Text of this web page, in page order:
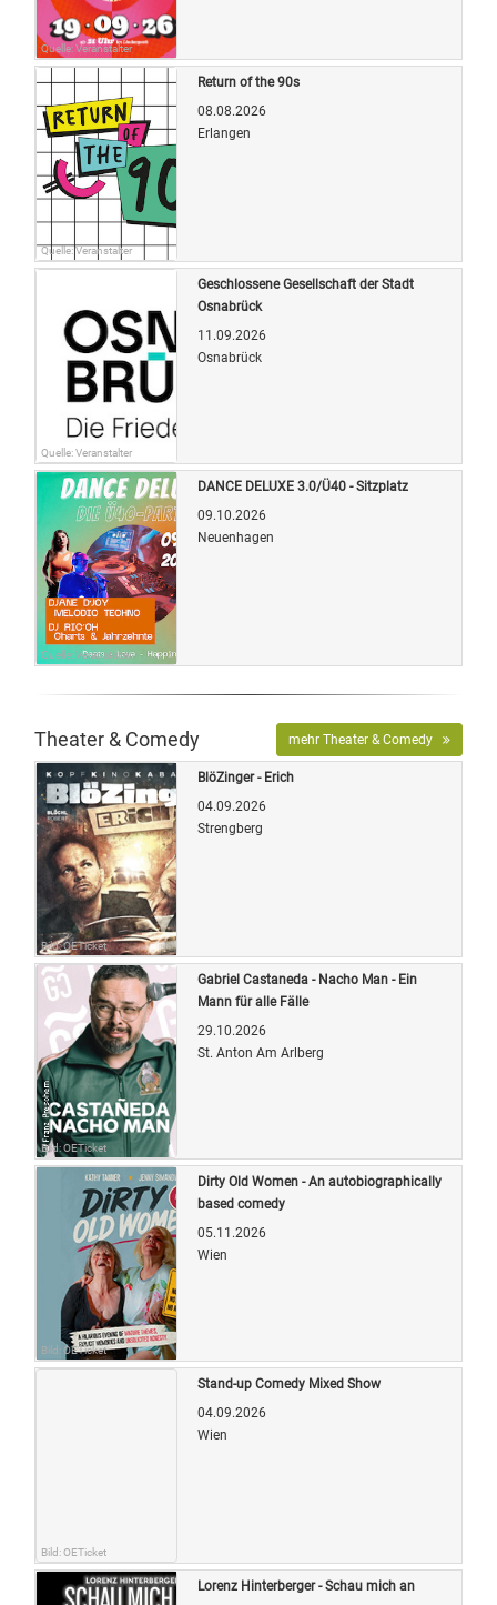
Quelle: Veranstalter
Quelle: Veranstalter
Return of the 90s
08.08.2026
Erlangen
Quelle: Veranstalter
Geschlossene Gesellschaft der Stadt
Osnabrück
11.09.2026
Osnabrück
Quelle: Veranstalter
DANCE DELUXE 3.0/Ü40 - Sitzplatz
09.10.2026
Neuenhagen
Theater & Comedy mehr Theater & Comedy
Bild: OETicket
BlöZinger - Erich
04.09.2026
Strengberg
Bild: OETicket
Gabriel Castaneda - Nacho Man - Ein
Mann für alle Fälle
29.10.2026
St. Anton Am Arlberg
Bild: OETicket
Dirty Old Women - An autobiographically
based comedy
05.11.2026
Wien
Bild: OETicket
Stand-up Comedy Mixed Show
04.09.2026
Wien
Lorenz Hinterberger - Schau mich an